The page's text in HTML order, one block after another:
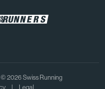
© 2026 Swiss Running
Legal